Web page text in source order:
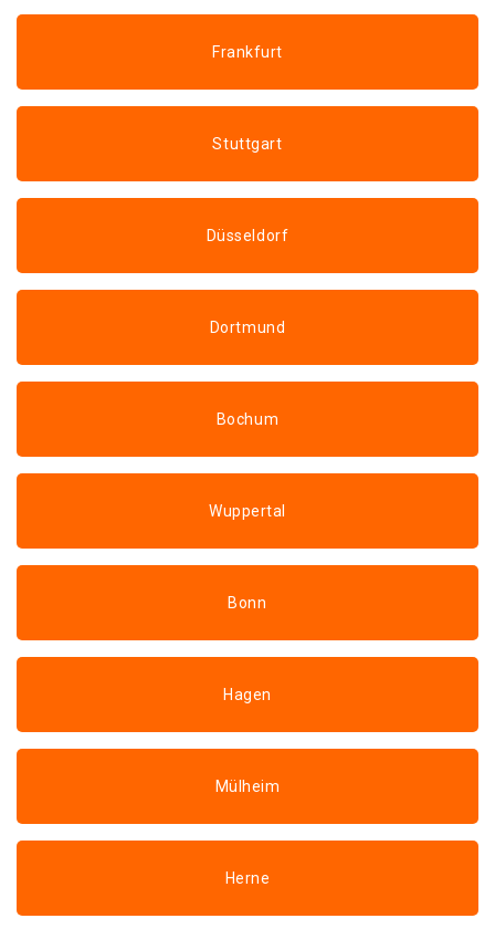
Frankfurt
Stuttgart
Düsseldorf
Dortmund
Bochum
Wuppertal
Bonn
Hagen
Mülheim
Herne